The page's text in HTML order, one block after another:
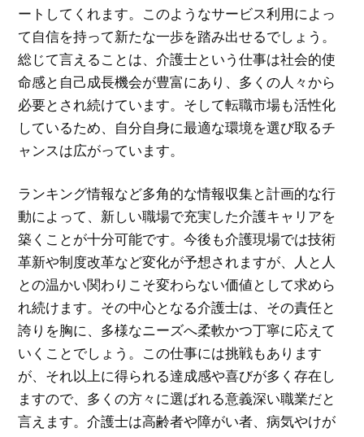
ートしてくれます。このようなサービス利用によっ
て自信を持って新たな一歩を踏み出せるでしょう。
総じて言えることは、介護士という仕事は社会的使
命感と自己成長機会が豊富にあり、多くの人々から
必要とされ続けています。そして転職市場も活性化
しているため、自分自身に最適な環境を選び取るチ
ャンスは広がっています。
ランキング情報など多角的な情報収集と計画的な行
動によって、新しい職場で充実した介護キャリアを
築くことが十分可能です。今後も介護現場では技術
革新や制度改革など変化が予想されますが、人と人
との温かい関わりこそ変わらない価値として求めら
れ続けます。その中心となる介護士は、その責任と
誇りを胸に、多様なニーズへ柔軟かつ丁寧に応えて
いくことでしょう。この仕事には挑戦もあります
が、それ以上に得られる達成感や喜びが多く存在し
ますので、多くの方々に選ばれる意義深い職業だと
言えます。介護士は高齢者や障がい者、病気やけが